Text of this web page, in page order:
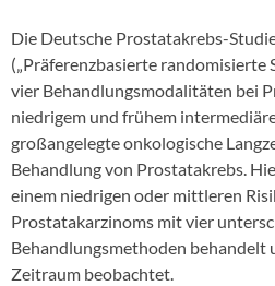
Die Deutsche Prostatakrebs-
(„Präferenzbasierte randomisierte
vier Behandlungsmodalitäten bei
niedrigem und frühem
großangelegte onkologische
Behandlung von Prostatakrebs.
einem niedrigen oder mittleren
Prostatakarzinoms mit vier
Behandlungsmethoden behandelt
Zeitraum beobachtet.